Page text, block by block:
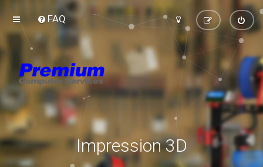
FAQ
Impression 3D